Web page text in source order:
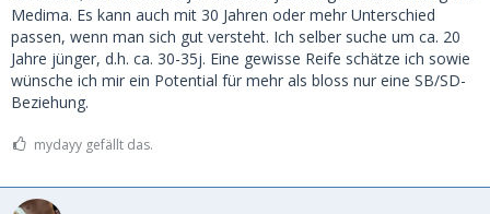
Medima. Es kann auch mit 30 Jahren oder mehr Unterschied
passen, wenn man sich gut versteht. Ich selber suche um ca. 20
Jahre jünger, d.h. ca. 30-35j. Eine gewisse Reife schätze ich sowie
wünsche ich mir ein Potential für mehr als bloss nur eine SB/SD-
Beziehung.
mydayy gefällt das.